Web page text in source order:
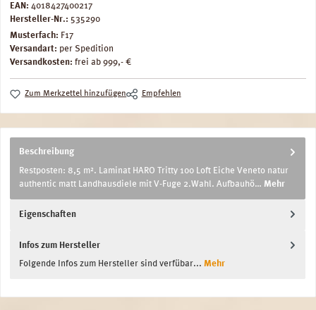
EAN: 4018427400217
Hersteller-Nr.: 535290
Musterfach: F17
Versandart: per Spedition
Versandkosten: frei ab 999,- €
Zum Merkzettel hinzufügen Empfehlen
Beschreibung
Restposten: 8,5 m². Laminat HARO Tritty 100 Loft Eiche Veneto natur
authentic matt Landhausdiele mit V-Fuge 2.Wahl. Aufbauhö… Mehr
Eigenschaften
Infos zum Hersteller
Folgende Infos zum Hersteller sind verfübar... Mehr